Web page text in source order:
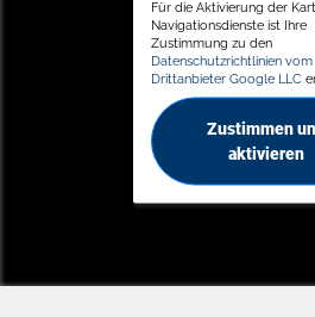
Für die Aktivierung der
Navigationsdienste ist Ihre
Zustimmung zu den
Datenschutzrichtlinien vom
Drittanbieter Google LLC
Zustimmen
aktivieren